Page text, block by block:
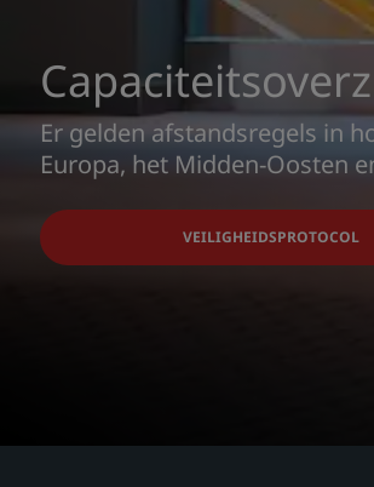
Er gelden afstandsregels in
Europa, het Midden-Oosten
VEILIGHEIDSPROTOCOL